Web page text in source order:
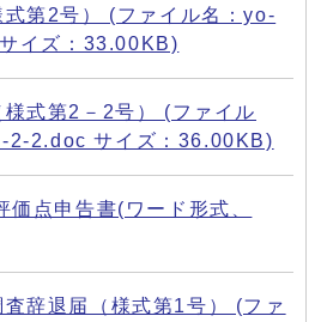
式第2号） (ファイル名：yo-
イズ：33.00KB)
様式第2－2号） (ファイル
2-2.doc サイズ：36.00KB)
価点申告書(ワード形式、
辞退届（様式第1号） (ファ